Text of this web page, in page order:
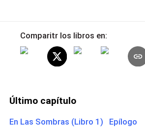
Comparitr los libros en:
Último capítulo
En Las Sombras (Libro 1) Epílogo